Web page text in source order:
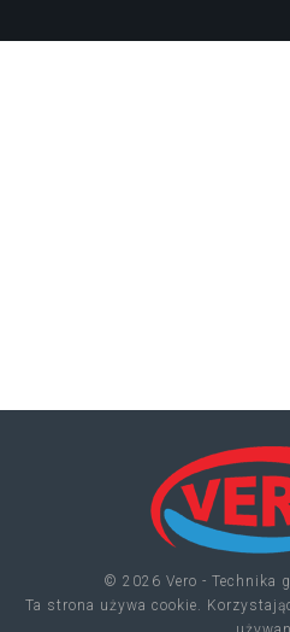
© 2026 Vero - Technika
Ta strona używa cookie.